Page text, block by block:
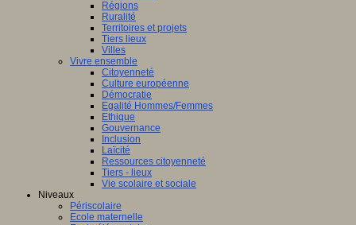
Régions
Ruralité
Territoires et projets
Tiers lieux
Villes
Vivre ensemble
Citoyenneté
Culture européenne
Démocratie
Egalité Hommes/Femmes
Ethique
Gouvernance
Inclusion
Laïcité
Ressources citoyenneté
Tiers - lieux
Vie scolaire et sociale
Niveaux
Périscolaire
Ecole maternelle